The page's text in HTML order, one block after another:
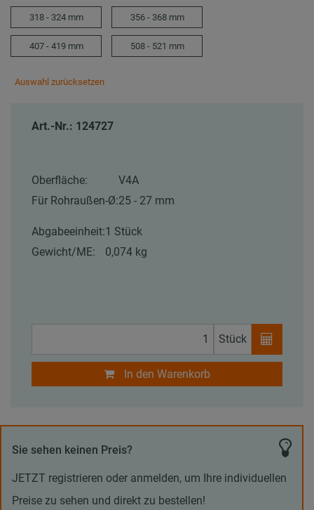
318 - 324 mm 356 - 368 mm
407 - 419 mm 508 - 521 mm
Auswahl zurücksetzen
Art.-Nr.: 124727
Oberfläche:
V4A
Für Rohraußen-Ø:25 - 27 mm
Abgabeeinheit:1 Stück
Gewicht/ME:
0,074 kg
Stück
In den Warenkorb
Sie sehen keinen Preis?
JETZT registrieren oder anmelden, um Ihre individuellen
Preise zu sehen und direkt zu bestellen!